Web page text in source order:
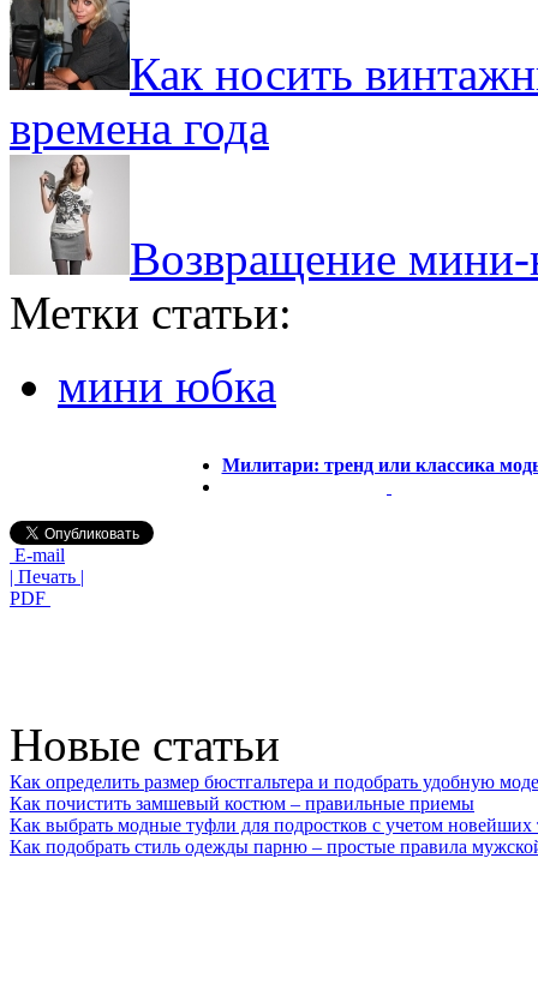
Как носить
времена года
Возвращение
Метки статьи:
мини юбка
Милитари: тренд или классика
E-mail
| Печать |
PDF
Новые статьи
Как определить размер бюстгальтера и подобрать удобную
Как почистить замшевый костюм – правильные приемы
Как выбрать модные туфли для подростков с учетом новейших
Как подобрать стиль одежды парню – простые правила